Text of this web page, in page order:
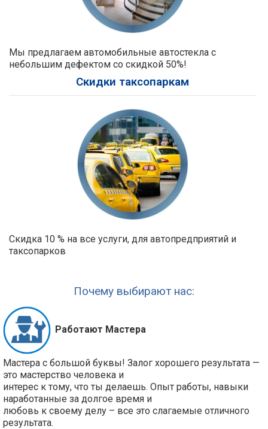
Мы предлагаем автомобильные автостекла с
небольшим дефектом со скидкой 50%!
Скидки таксопаркам
Скидка 10 % на все услуги, для автопредприятий и
таксопарков
Почему выбирают нас:
Работают Мастера
Мастера с большой буквы! Залог хорошего результата —
это мастерство человека и
интерес к тому, что ты делаешь. Опыт работы, навыки
наработанные за долгое время и
любовь к своему делу – все это слагаемые отличного
результата.